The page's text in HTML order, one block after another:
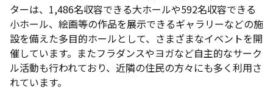
ターは、1,486名収容できる大ホールや592名収容できる
小ホール、絵画等の作品を展示できるギャラリーなどの施
設を備えた多目的ホールとして、さまざまなイベントを開
催しています。またフラダンスやヨガなど自主的なサーク
ル活動も行われており、近隣の住民の方々にも多く利用さ
れています。